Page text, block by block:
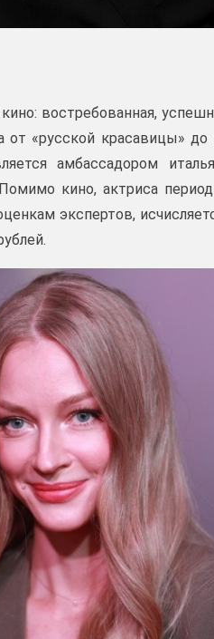
востребованная,
от «русской красавицы»
амбассадором
кино, актриса
экспертов,